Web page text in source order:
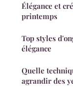
Élégance et
printemps
Top styles
élégance
Quelle
agrandir des